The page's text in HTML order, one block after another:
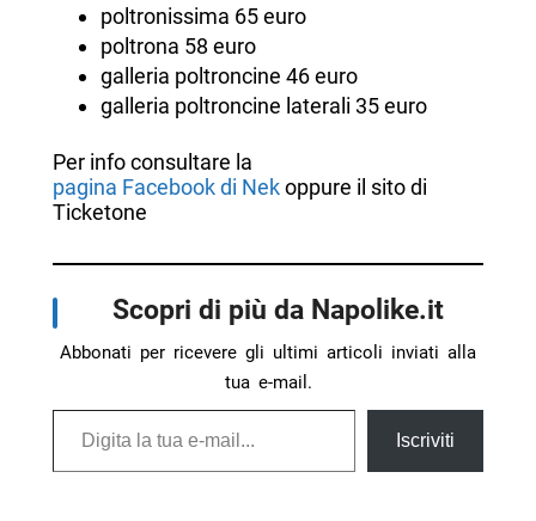
poltronissima 65 euro
poltrona 58 euro
galleria poltroncine 46 euro
galleria poltroncine laterali 35 euro
Per info consultare la
pagina Facebook di Nekoppure il sito di
Ticketone
Scopri di più da Napolike.it
Abbonati per ricevere gli ultimi articoli inviati alla
tua e-mail.
Digita la tua e-mail...
Iscriviti